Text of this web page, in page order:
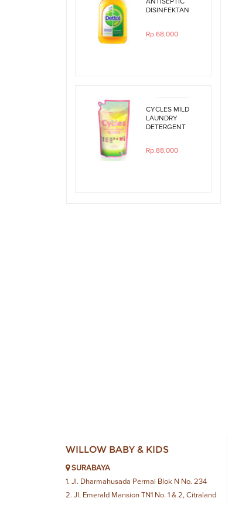
DISINFEKTAN
Rp.68,000
CYCLES MILD
LAUNDRY
DETERGENT
Rp.88,000
WILLOW BABY & KIDS
SURABAYA
1. Jl. Dharmahusada Permai Blok N No. 234
2. Jl. Emerald Mansion TN1 No. 1 & 2, Citraland